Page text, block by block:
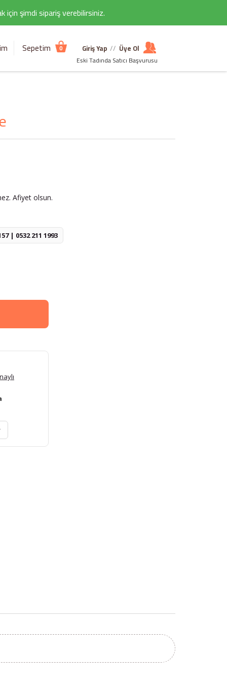
için şimdi sipariş verebilirsiniz.
Sepetim 0 Giriş Yap // Üye Ol
Eski Tadında Satıcı Başvurusu
Afiyet olsun.
| 0532 211 1993